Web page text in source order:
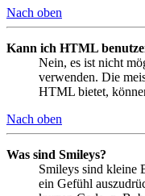
Nach oben
Kann ich HTML
Nein, es ist nicht
verwenden. Die
HTML bietet,
Nach oben
Was sind Smileys?
Smileys sind kleine
ein Gefühl